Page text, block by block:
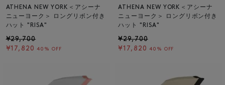
ATHENA NEW YORK＜アシーナ
ニューヨーク＞ ロングリボン付き
ハット "RISA"
¥29,700
¥17,820 40% OFF
ATHENA NEW YORK＜アシーナ
ニューヨーク＞ ロングリボン付き
ハット "RISA"
¥29,700
¥17,820 40% OFF